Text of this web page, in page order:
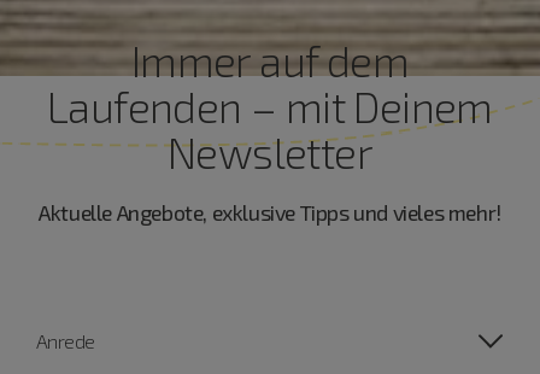
Immer auf dem
Laufenden – mit Deinem
Newsletter
Aktuelle Angebote, exklusive Tipps und vieles mehr!
Anrede